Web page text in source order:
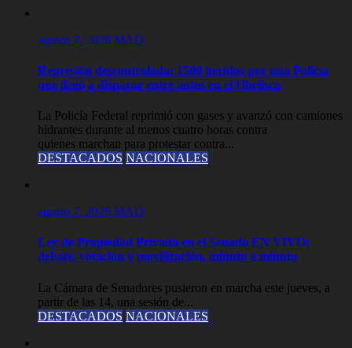
agosto 7, 2026 MAD
Represión descontrolada: 1500 heridos por una Policía
que llegó a disparar entre autos en el Obelisco
La Policía Federal reprimió con gases y avanzó con camiones
hidrantes durante al menos cuatro horas contra
quienes marchan para protestar contra...
DESTACADOS NACIONALES
agosto 7, 2026 MAD
Ley de Propiedad Privada en el Senado EN VIVO:
debate, votación y movilización, minuto a minuto
La Cámara de Senadores pusieron en marcha este jueves, a
partir de las 14, una sesión de...
DESTACADOS NACIONALES